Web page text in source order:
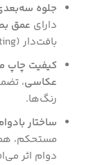
جلوه
دارای عمق
بافت‌دار (Texture Painting) را تداعی می‌کند.
کیفیت چاپ
عکاسی،
رنگ‌ها.
ساختار
مستحکم،
دوام اثر